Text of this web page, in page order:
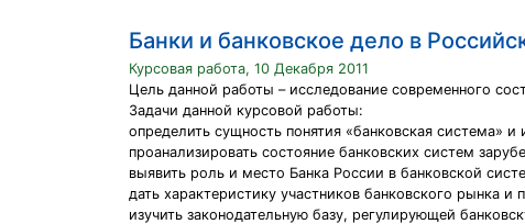
Банки и банковское дело в
Курсовая работа, 10 Декабря 2011
Цель данной работы – исследование современного
Задачи данной курсовой работы:
определить сущность понятия «банковская система»
проанализировать состояние банковских систем
выявить роль и место Банка России в банковской
дать характеристику участников банковского рынка
изучить законодательную базу, регулирующей